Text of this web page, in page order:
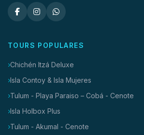
TOURS POPULARES
Chichén Itzá Deluxe
Isla Contoy & Isla Mujeres
Tulum - Playa Paraiso – Cobá - Cenote
Isla Holbox Plus
Tulum - Akumal - Cenote